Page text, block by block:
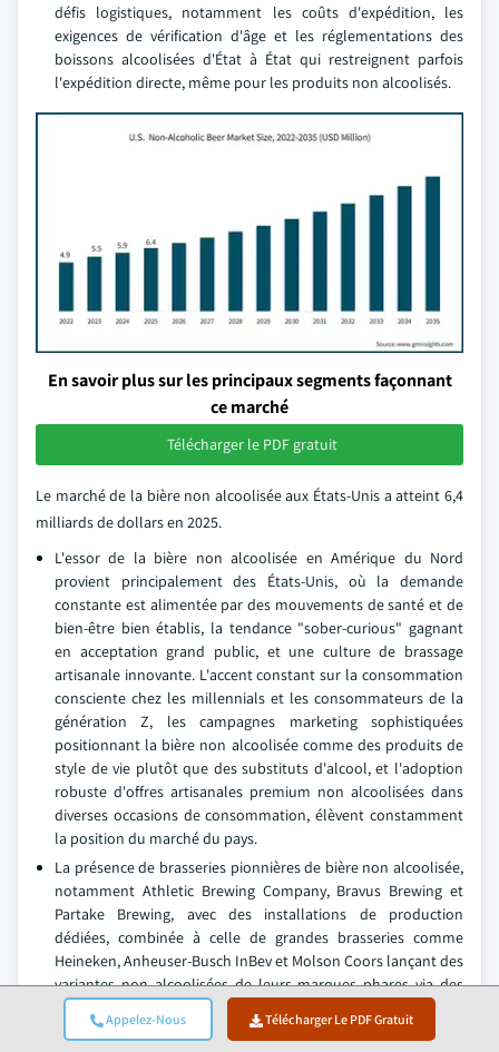
Appelez-Nous Télécharger Le PDF Gratuit
défis logistiques, notamment les coûts d'expédition, les
exigences de vérification d'âge et les réglementations des
boissons alcoolisées d'État à État qui restreignent parfois
l'expédition directe, même pour les produits non alcoolisés.
En savoir plus sur les principaux segments façonnant
ce marché
Télécharger le PDF gratuit
Le marché de la bière non alcoolisée aux États-Unis a atteint 6,4
milliards de dollars en 2025.
L'essor de la bière non alcoolisée en Amérique du Nord
provient principalement des États-Unis, où la demande
constante est alimentée par des mouvements de santé et de
bien-être bien établis, la tendance "sober-curious" gagnant
en acceptation grand public, et une culture de brassage
artisanale innovante. L'accent constant sur la consommation
consciente chez les millennials et les consommateurs de la
génération Z, les campagnes marketing sophistiquées
positionnant la bière non alcoolisée comme des produits de
style de vie plutôt que des substituts d'alcool, et l'adoption
robuste d'offres artisanales premium non alcoolisées dans
diverses occasions de consommation, élèvent constamment
la position du marché du pays.
La présence de brasseries pionnières de bière non alcoolisée,
notamment Athletic Brewing Company, Bravus Brewing et
Partake Brewing, avec des installations de production
dédiées, combinée à celle de grandes brasseries comme
Heineken, Anheuser-Busch InBev et Molson Coors lançant des
variantes non alcoolisées de leurs marques phares via des
réseaux de distribution établis, assure une demande
soutenue. Les partenariats croissants avec des marques de